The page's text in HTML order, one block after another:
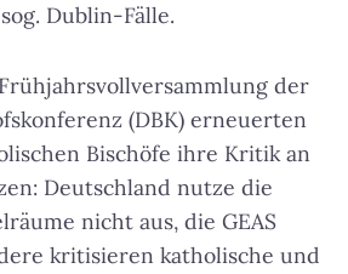
Dublin-Fälle.
der
(DBK) erneuerten
Bischöfe ihre Kritik an
Deutschland nutze die
nicht aus, die GEAS
kritisieren katholische und